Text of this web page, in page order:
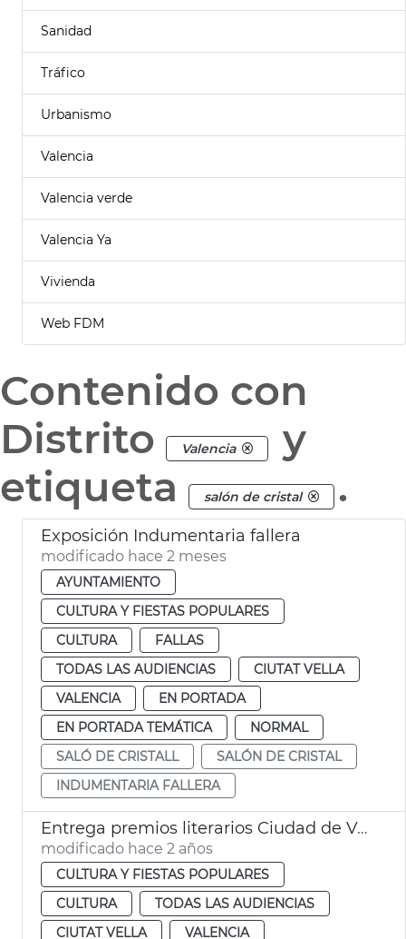
Sanidad
Tráfico
Urbanismo
Valencia
Valencia verde
Valencia Ya
Vivienda
Web FDM
Contenido con
Distrito
Valencia
y
etiqueta
salón de cristal .
Exposición Indumentaria fallera
modificado hace 2 meses
AYUNTAMIENTO
CULTURA Y FIESTAS POPULARES
CULTURA
FALLAS
TODAS LAS AUDIENCIAS
CIUTAT VELLA
VALENCIA
EN PORTADA
EN PORTADA TEMÁTICA
NORMAL
SALÓ DE CRISTALL
SALÓN DE CRISTAL
INDUMENTARIA FALLERA
Entrega premios literarios Ciudad de Valencia
modificado hace 2 años
CULTURA Y FIESTAS POPULARES
CULTURA
TODAS LAS AUDIENCIAS
CIUTAT VELLA
VALENCIA